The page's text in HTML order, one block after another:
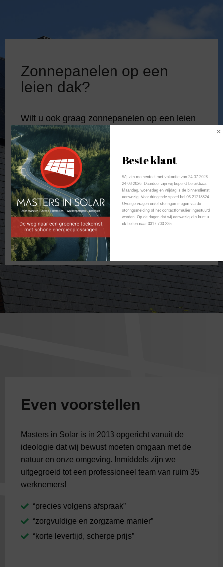
Zonnepanelen op een
leien dak?
Wilt u ook graag zonnepanelen op een leien
dak? Goed nieuws, masters in solar heeft
ervaring in het monteren van
op leien daken.
Meer informatie
Even voorstellen
Masters in Solar is in 2013 opgericht vanuit de
ideologie dat wij bewust moeten omgaan met de
natuur en onze omgeving. Inmiddels zijn we
uitgegroeid tot een professioneel team van ruim 35
werknemers!
“precies volgens afspraak”
“zorgvuldige en zorgzame manier”
“korte levertijd, scherpe prijs”
Beste klant
Wij zijn momenteel met vakantie van 24-07-2026 -
24-08-2026. Daardoor zijn wij beperkt bereikbaar.
Maandag, woensdag en vrijdag is de binnendienst
aanwezig. Voor dringende spoed bel 06-21218824.
Overige vragen en/of storingen mogen via de
storingsmelding of het contactformulier ingestuurd
worden. Op de dagen dat wij aanwezig zijn kunt u
ok bellen naar 0317-700 235.